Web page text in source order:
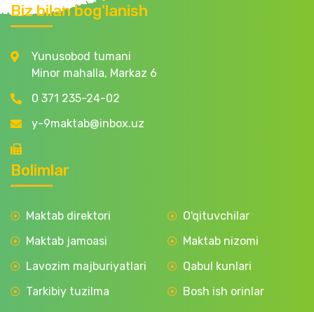
Biz bilan bog'lanish
Yunusobod tumani
Minor mahalla, Markaz 6
0 371 235-24-02
y-9maktab@inbox.uz
Bolimlar
Maktab direktori
Maktab jamoasi
Lavozim majburiyatlari
Tarkibiy tuzilma
O'qituvchilar
Maktab nizomi
Qabul kunlari
Bosh ish orinlar